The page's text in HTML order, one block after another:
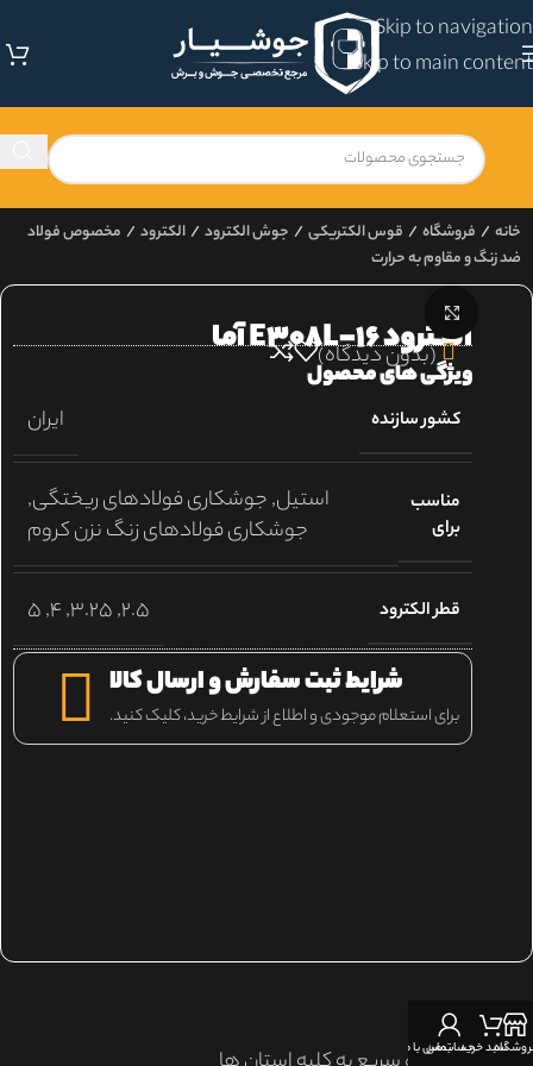
Skip to navigation
Skip to main content
خانه / فروشگاه / قوس الکتریکی / جوش الکترود / الکترود / مخصوص فولاد
ضد زنگ و مقاوم به حرارت
الکترود E308L–16 آما
(بدون دیدگاه)
ویژگی های محصول
کشور سازنده ایران
مناسب
برای
استیل,جوشكاری فولادهای ريختگی,
جوشكاری فولادهای زنگ نزن كروم
قطر الکترود 2.5
,
3.25
,
4
,
5
شرایط ثبت سفارش و ارسال کالا
برای استعلام موجودی و اطلاع از شرایط خرید، کلیک کنید.
۱.ارسال سریع
سبد خریدحساب من
تماس با ما